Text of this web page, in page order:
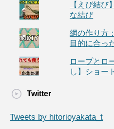
【えび結び
な結び
網の作り方
目的に合っ
ロープとロ
し】ショー
Twitter
Tweets by hitorioyakata_t